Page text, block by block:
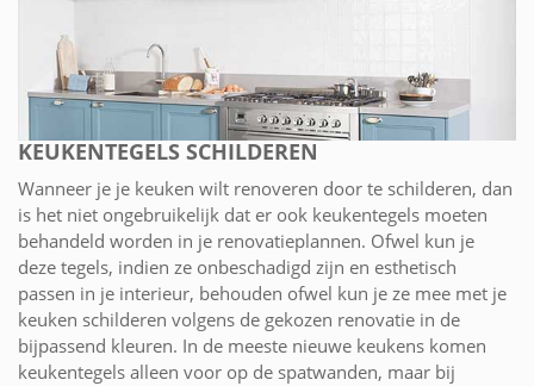
KEUKENTEGELS SCHILDEREN
Wanneer je je keuken wilt renoveren door te schilderen, dan
is het niet ongebruikelijk dat er ook keukentegels moeten
behandeld worden in je renovatieplannen. Ofwel kun je
deze tegels, indien ze onbeschadigd zijn en esthetisch
passen in je interieur, behouden ofwel kun je ze mee met je
keuken schilderen volgens de gekozen renovatie in de
bijpassend kleuren. In de meeste nieuwe keukens komen
keukentegels alleen voor op de spatwanden, maar bij